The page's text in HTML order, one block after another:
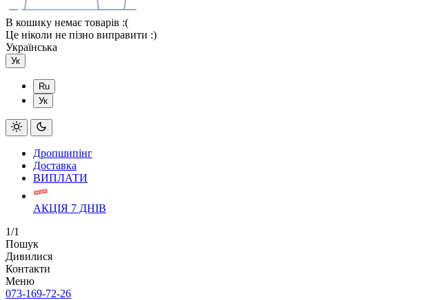
В кошику немає товарів :(
Це ніколи не пізно виправити :)
Українська
Ук
Ru
Ук
Дропшипінг
Доставка
ВИПЛАТИ
АКЦІЯ 7 ДНІВ
1/1
Пошук
Дивилися
Контакти
Меню
073-169-72-26